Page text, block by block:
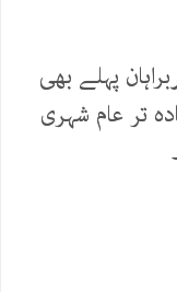
پہلے بھی
تر عام شہری